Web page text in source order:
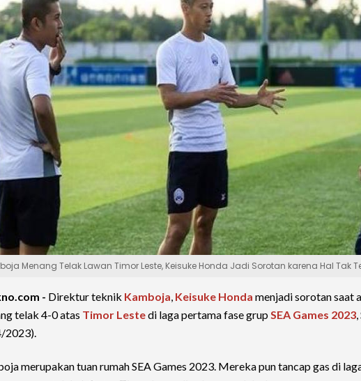
Menang Telak Lawan Timor Leste, Keisuke Honda Jadi Sorotan karena Hal Tak
- Direktur teknik Kamboja, Keisuke Honda menjadi sorotan saat
telak 4-0 atas Timor Lestedi laga pertama fase grup SEA Games 2023
2023).
merupakan tuan rumah SEA Games 2023. Mereka pun tancap gas di